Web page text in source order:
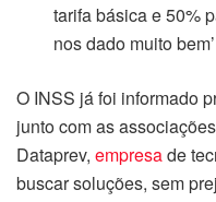
tarifa básica e 50%
nos dado muito bem’
O INSS já foi informado
junto com as
Dataprev, empresade
buscar soluções, sem